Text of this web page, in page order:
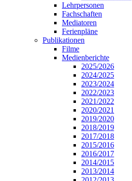
Lehrpersonen
Fachschaften
Mediatoren
Ferienpläne
Publikationen
Filme
Medienberichte
2025/2026
2024/2025
2023/2024
2022/2023
2021/2022
2020/2021
2019/2020
2018/2019
2017/2018
2015/2016
2016/2017
2014/2015
2013/2014